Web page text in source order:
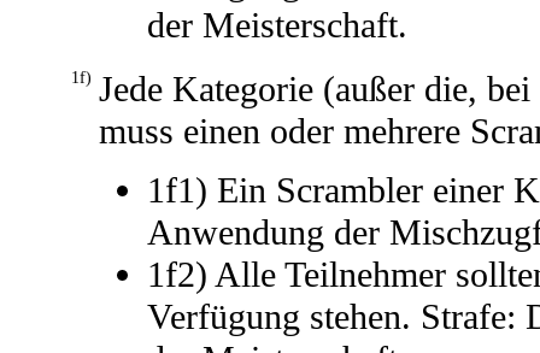
der Meisterschaft.
1f) Jede Kategorie (außer die,
muss einen oder mehrere
1f1) Ein Scrambler einer
Anwendung der
1f2) Alle Teilnehmer
Verfügung stehen. Strafe: